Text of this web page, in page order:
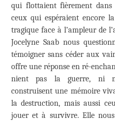
qui flottaient fièrement
ceux qui espéraient encore
tragique face à l’ampleur de
Jocelyne Saab nous
témoigner sans céder aux
offre une réponse en ré-
nient pas la guerre, ni
construisent une mémoire
la destruction, mais aussi
jouer et à survivre. Elle